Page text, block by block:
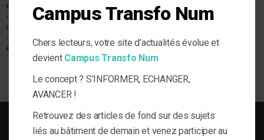
énergétique
- Economies
d'énergie
- Précarité
énergétique
Résidentiel
- Collectif
- Individuel
- Social
Tertiaire
Veille & Actu
Campus Transfo Num
Chers lecteurs, votre site d’actualités évolue et
devient Campus Transfo Num
Le concept ? S’INFORMER, ECHANGER,
AVANCER !
Retrouvez des articles de fond sur des sujets
liés au bâtiment de demain et venez participer au